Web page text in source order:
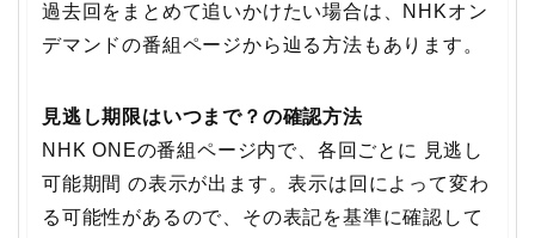
過去回をまとめて追いかけたい場合は、NHKオン
デマンドの番組ページから辿る方法もあります。
見逃し期限はいつまで？の確認方法
NHK ONEの番組ページ内で、各回ごとに 見逃し
可能期間 の表示が出ます。表示は回によって変わ
る可能性があるので、その表記を基準に確認して